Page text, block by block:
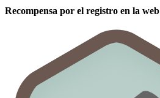
Recompensa por el registro en la web